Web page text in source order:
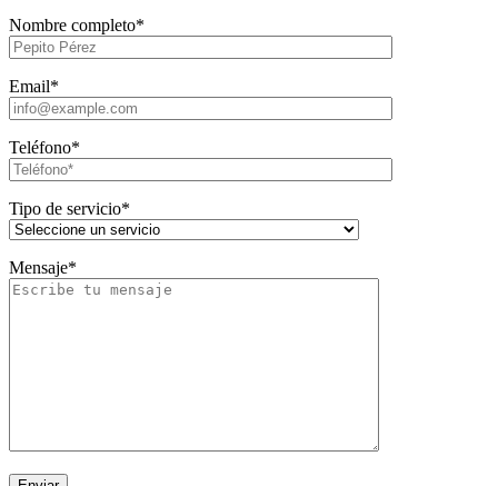
Nombre completo*
Email*
Teléfono*
Tipo de servicio*
Mensaje*